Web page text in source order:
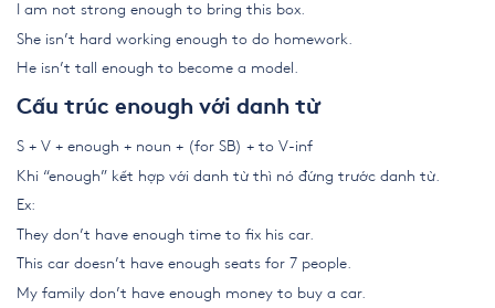
I am not strong enough to bring this box.
She isn’t hard working enough to do homework.
He isn’t tall enough to become a model.
Cấu trúc enough với danh từ
S + V + enough + noun + (for SB) + to V-inf
Khi “enough” kết hợp với danh từ thì nó đứng trước danh từ.
Ex:
They don’t have enough time to fix his car.
This car doesn’t have enough seats for 7 people.
My family don’t have enough money to buy a car.